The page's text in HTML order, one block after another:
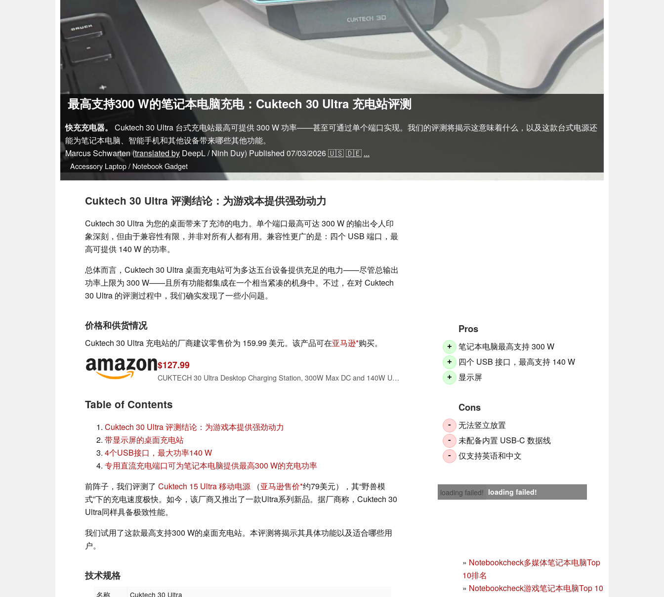
最高支持300 W的笔记本电脑充电：Cuktech 30 Ultra 充电站评测
快充充电器。
Cuktech 30 Ultra 台式充电站最高可提供 300 W 功率——甚至可通过单个端口实现。我们的评测将揭示这意味着什么，以及这款台式电源还
能为笔记本电脑、智能手机和其他设备带来哪些其他功能。
Marcus Schwarten (translated by DeepL / Ninh Duy) Published 07/03/2026🇺🇸🇩🇪 ...
Accessory Laptop / NotebookGadget
Cuktech 30 Ultra 评测结论：为游戏本提供强劲动力
Cuktech 30 Ultra 为您的桌面带来了充沛的电力。单个端口最高可达 300 W 的输出令人印
象深刻，但由于兼容性有限，并非对所有人都有用。兼容性更广的是：四个 USB 端口，最
高可提供 140 W 的功率。
总体而言，Cuktech 30 Ultra 桌面充电站可为多达五台设备提供充足的电力——尽管总输出
功率上限为 300 W——且所有功能都集成在一个相当紧凑的机身中。不过，在对 Cuktech
30 Ultra 的评测过程中，我们确实发现了一些小问题。
Pros
+ 笔记本电脑最高支持 300 W
+ 四个 USB 接口，最高支持 140 W
+ 显示屏
Cons
- 无法竖立放置
- 未配备内置 USB-C 数据线
- 仅支持英语和中文
loading failed! loading failed!
价格和供货情况
Cuktech 30 Ultra 充电站的厂商建议零售价为 159.99 美元。该产品可在亚马逊 购买。
$127.99
CUKTECH 30 Ultra Desktop Charging Station, 300W Max DC and 140W USB C Charger, 5-Port Fast GaN Charger, Compatible with iPhone, Galaxy, MacBook, Razer, Dell for Home Office, Gaming Desk Accessories
Table of Contents
Cuktech 30 Ultra 评测结论：为游戏本提供强劲动力
带显示屏的桌面充电站
4个USB接口，最大功率140 W
专用直流充电端口可为笔记本电脑提供最高300 W的充电功率
» Notebookcheck多媒体笔记本电脑Top
10排名
» Notebookcheck游戏笔记本电脑Top 10
前阵子，我们评测了 Cuktech 15 Ultra 移动电源 （亚马逊售价 约79美元），其“野兽模
式”下的充电速度极快。如今，该厂商又推出了一款Ultra系列新品。据厂商称，Cuktech 30
Ultra同样具备极致性能。
我们试用了这款最高支持300 W的桌面充电站。本评测将揭示其具体功能以及适合哪些用
户。
技术规格
名称
Cuktech 30 Ultra